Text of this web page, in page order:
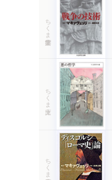
ちくま学芸文庫
ちくま文庫
ちくま学芸文庫